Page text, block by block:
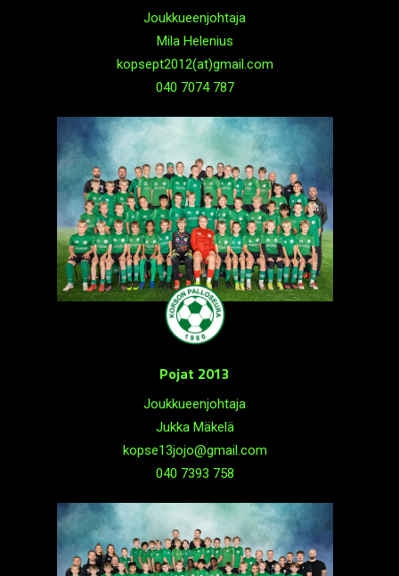
Joukkueenjohtaja
Mila Helenius
kopsept2012(at)gmail.com
040 7074 787
Pojat 2013
Joukkueenjohtaja
Jukka Mäkelä
kopse13jojo@gmail.com
040 7393 758